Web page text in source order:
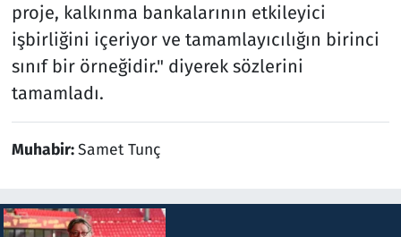
proje, kalkınma bankalarının etkileyici
işbirliğini içeriyor ve tamamlayıcılığın birinci
sınıf bir örneğidir." diyerek sözlerini
tamamladı.
Muhabir:Samet Tunç